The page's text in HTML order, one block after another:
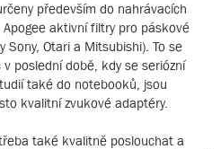
především do nahrávacích
aktivní filtry pro páskové
Otari a Mitsubishi). To se
poslední době, kdy se seriózní
také do notebooků, jsou
kvalitní zvukové adaptéry.
také kvalitně poslouchat a